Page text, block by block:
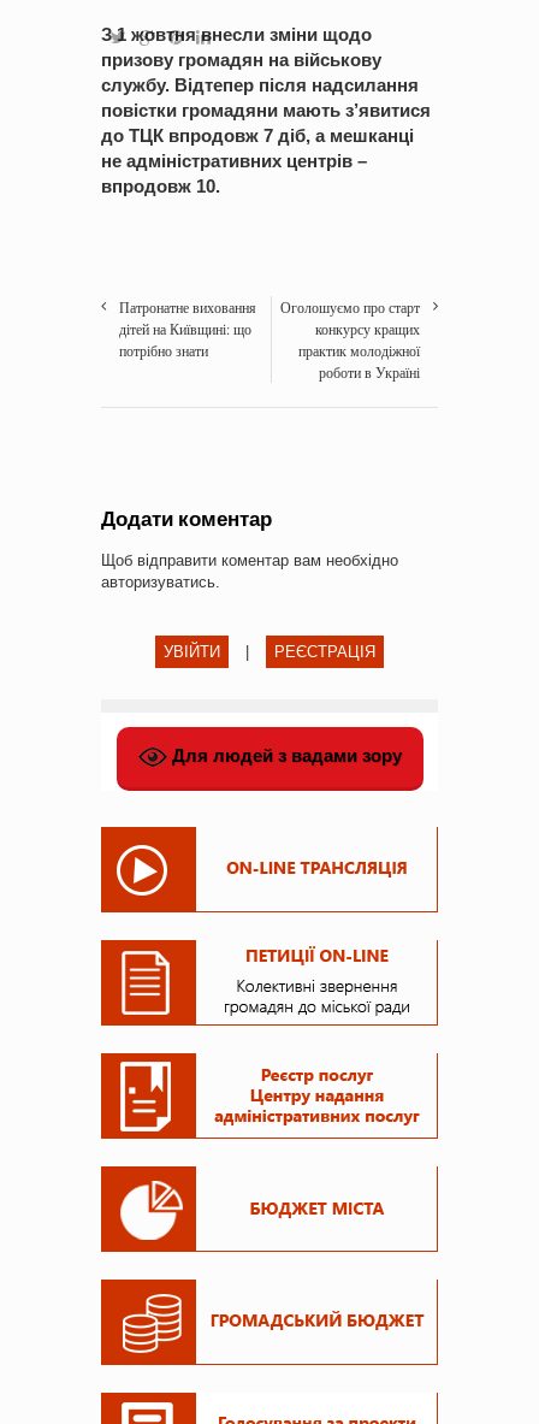
З 1 жовтня внесли зміни щодо
призову громадян на військову
службу. Відтепер після надсилання
повістки громадяни мають з’явитися
до ТЦК впродовж 7 діб, а мешканці
не адміністративних центрів –
впродовж 10.
Патронатне виховання
дітей на Київщині: що
потрібно знати
Оголошуємо про старт
конкурсу кращих
практик молодіжної
роботи в Україні
Додати коментар
Щоб відправити коментар вам необхідно
авторизуватись.
УВІЙТИ РЕЄСТРАЦІЯ
Для людей з вадами зору